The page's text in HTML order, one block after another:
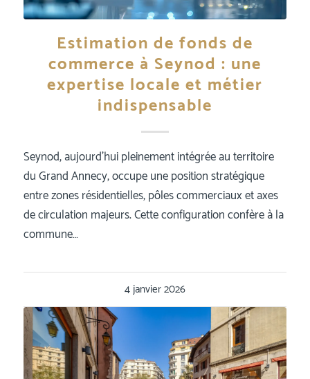
Estimation de fonds de
commerce à Seynod : une
expertise locale et métier
indispensable
Seynod, aujourd’hui pleinement intégrée au territoire
du Grand Annecy, occupe une position stratégique
entre zones résidentielles, pôles commerciaux et axes
de circulation majeurs. Cette configuration confère à la
commune…
4 janvier 2026